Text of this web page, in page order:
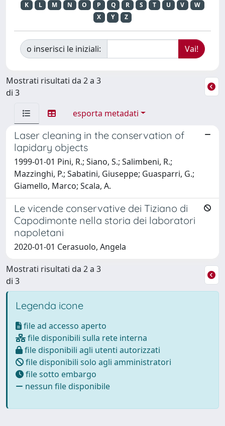
K
L M N O P Q R S T U V
W
X
Y Z
o inserisci le iniziali:
Mostrati risultati da 2 a 3
di 3
esporta metadati
Laser cleaning in the conservation of
lapidary objects
1999-01-01 Pini, R.; Siano, S.; Salimbeni, R.;
Mazzinghi, P.; Sabatini, Giuseppe; Guasparri, G.;
Giamello, Marco; Scala, A.
Le vicende conservative dei Tiziano di
Capodimonte nella storia dei laboratori
napoletani
2020-01-01 Cerasuolo, Angela
Mostrati risultati da 2 a 3
di 3
Legenda icone
file ad accesso aperto
file disponibili sulla rete interna
file disponibili agli utenti autorizzati
file disponibili solo agli amministratori
file sotto embargo
nessun file disponibile